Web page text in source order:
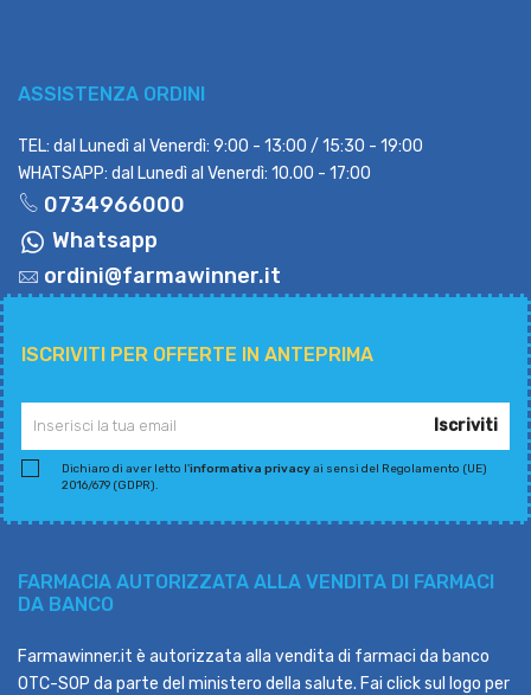
ASSISTENZA ORDINI
TEL: dal Lunedì al Venerdì: 9:00 - 13:00 / 15:30 - 19:00
WHATSAPP: dal Lunedì al Venerdì: 10.00 - 17:00
0734966000
Whatsapp
ordini@farmawinner.it
ISCRIVITI PER OFFERTE IN ANTEPRIMA
Iscriviti
Dichiaro di aver letto l'informativa privacyai sensi del Regolamento (UE)
2016/679 (GDPR).
FARMACIA AUTORIZZATA ALLA VENDITA DI FARMACI
DA BANCO
Farmawinner.it è autorizzata alla vendita di farmaci da banco
OTC-SOP da parte del ministero della salute. Fai click sul logo per